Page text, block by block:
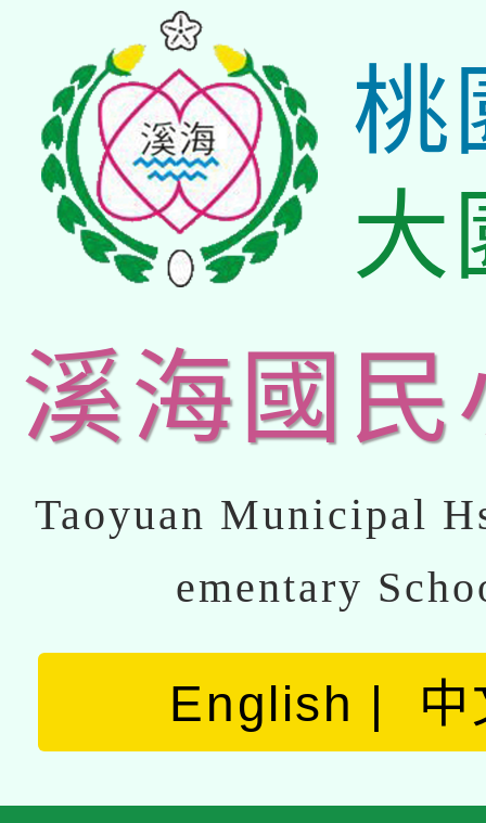
桃
大
溪海國民
Taoyuan Municipal
ementary
English 中